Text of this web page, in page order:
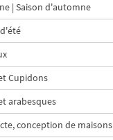
| Saison d'automne
Cupidons
arabesques
conception de maisons